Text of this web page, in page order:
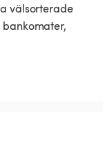
välsorterade